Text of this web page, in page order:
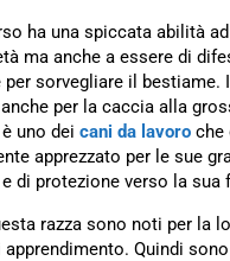
ha una spiccata abilità
ma anche a essere di
per sorvegliare il bestiame.
per la caccia alla
uno dei cani da lavoro che
apprezzato per le sue
di protezione verso la sua
razza sono noti per la
Quindi sono